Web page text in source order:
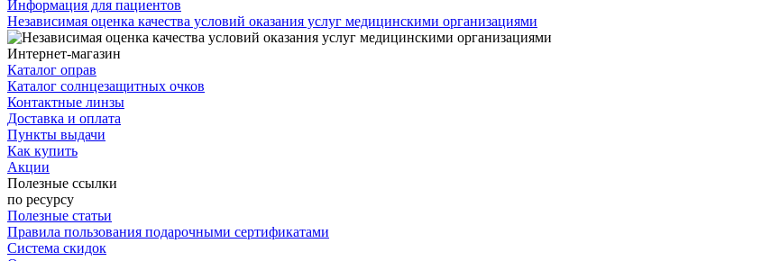
Информация для пациентов
Независимая оценка качества условий оказания услуг медицинскими организациями
Интернет-магазин
Каталог оправ
Каталог солнцезащитных очков
Контактные линзы
Доставка и оплата
Пункты выдачи
Как купить
Акции
Полезные ссылки
по ресурсу
Полезные статьи
Правила пользования подарочными сертификатами
Система скидок